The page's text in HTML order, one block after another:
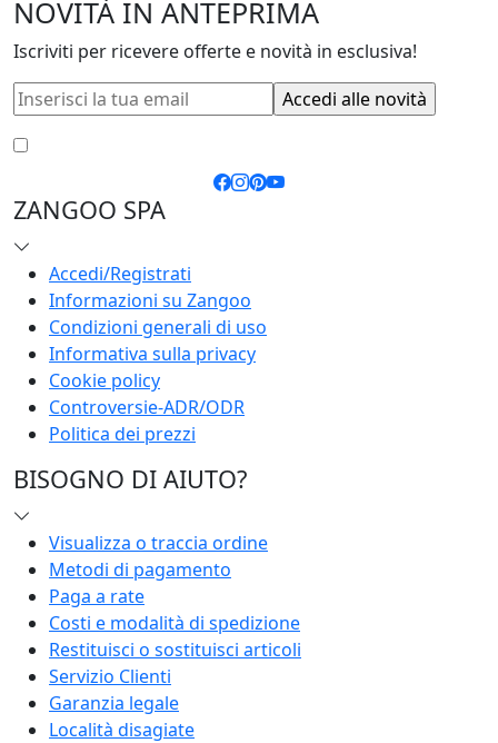
NOVITÀ IN ANTEPRIMA
Iscriviti per ricevere offerte e novità in esclusiva!
ZANGOO SPA
Accedi/Registrati
Informazioni su Zangoo
Condizioni generali di uso
Informativa sulla privacy
Cookie policy
Controversie-ADR/ODR
Politica dei prezzi
BISOGNO DI AIUTO?
Visualizza o traccia ordine
Metodi di pagamento
Paga a rate
Costi e modalità di spedizione
Restituisci o sostituisci articoli
Servizio Clienti
Garanzia legale
Località disagiate